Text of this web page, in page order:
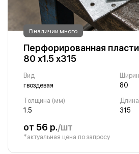
В наличии много
Перфорированная
80 х1.5 х315
Вид
гвоздевая
80
Толщина (мм)
1.5
315
от 56 р./шт
*актуальная цена по запросу